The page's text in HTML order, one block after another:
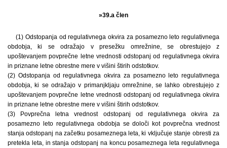
»39.a člen
(1) Odstopanja od regulativnega okvira za posamezno leto regulativnega
obdobja, ki se odražajo v presežku omrežnine, se obrestujejo z
upoštevanjem povprečne letne vrednosti odstopanj od regulativnega okvira
in priznane letne obrestne mere v višini štirih odstotkov.
(2) Odstopanja od regulativnega okvira za posamezno leto regulativnega
obdobja, ki se odražajo v primanjkljaju omrežnine, se lahko obrestujejo z
upoštevanjem povprečne letne vrednosti odstopanj od regulativnega okvira
in priznane letne obrestne mere v višini štirih odstotkov.
(3) Povprečna letna vrednost odstopanj od regulativnega okvira za
posamezno leto regulativnega obdobja se določi kot povprečna vrednost
stanja odstopanj na začetku posameznega leta, ki vključuje stanje obresti za
pretekla leta, in stanja odstopanj na koncu posameznega leta regulativnega